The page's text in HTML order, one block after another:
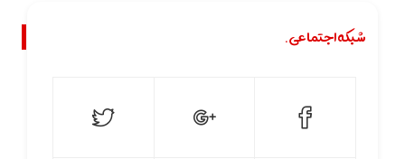
شبکه اجتماعی.